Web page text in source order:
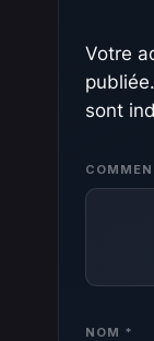
Votre
publiée.
sont
NOM *